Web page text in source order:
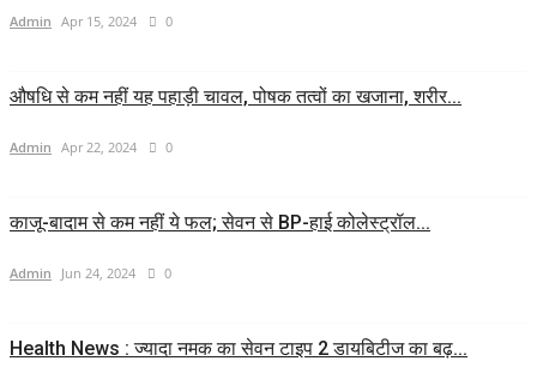
Admin Apr 15, 2024 0
औषधि से कम नहीं यह पहाड़ी चावल, पोषक तत्वों का खजाना, शरीर...
Admin Apr 22, 2024 0
काजू-बादाम से कम नहीं ये फल; सेवन से BP-हाई कोलेस्ट्रॉल...
Admin Jun 24, 2024 0
Health News : ज्यादा नमक का सेवन टाइप 2 डायबिटीज का बढ़...